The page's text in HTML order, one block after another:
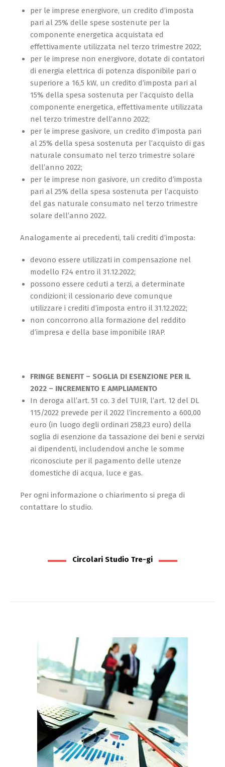
per le imprese energivore, un credito d’imposta
pari al 25% delle spese sostenute per la
componente energetica acquistata ed
effettivamente utilizzata nel terzo trimestre 2022;
per le imprese non energivore, dotate di contatori
di energia elettrica di potenza disponibile pari o
superiore a 16,5 kW, un credito d’imposta pari al
15% della spesa sostenuta per l’acquisto della
componente energetica, effettivamente utilizzata
nel terzo trimestre dell’anno 2022;
per le imprese gasivore, un credito d’imposta pari
al 25% della spesa sostenuta per l’acquisto di gas
naturale consumato nel terzo trimestre solare
dell’anno 2022;
per le imprese non gasivore, un credito d’imposta
pari al 25% della spesa sostenuta per l’acquisto
del gas naturale consumato nel terzo trimestre
solare dell’anno 2022.
Analogamente ai precedenti, tali crediti d’imposta:
devono essere utilizzati in compensazione nel
modello F24 entro il 31.12.2022;
possono essere ceduti a terzi, a determinate
condizioni; il cessionario deve comunque
utilizzare i crediti d’imposta entro il 31.12.2022;
non concorrono alla formazione del reddito
d’impresa e della base imponibile IRAP.
FRINGE BENEFIT – SOGLIA DI ESENZIONE PER IL
2022 – INCREMENTO E AMPLIAMENTO
In deroga all’art. 51 co. 3 del TUIR, l’art. 12 del DL
115/2022 prevede per il 2022 l’incremento a 600,00
euro (in luogo degli ordinari 258,23 euro) della
soglia di esenzione da tassazione dei beni e servizi
ai dipendenti, includendovi anche le somme
riconosciute per il pagamento delle utenze
domestiche di acqua, luce e gas.
Per ogni informazione o chiarimento si prega di
contattare lo studio.
Circolari Studio Tre-gi